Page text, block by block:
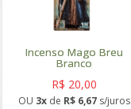
Incenso Mago Breu
Branco
R$ 20,00
OU 3x de R$ 6,67 s/juros